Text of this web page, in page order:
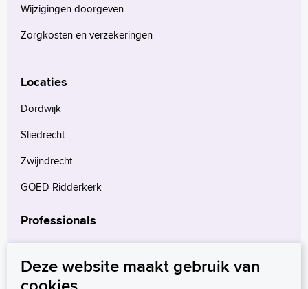
Wijzigingen doorgeven
Zorgkosten en verzekeringen
Locaties
Dordwijk
Sliedrecht
Zwijndrecht
GOED Ridderkerk
Professionals
Verwijzers
Wetenschappelijk onderzoek
Deze website maakt gebruik van